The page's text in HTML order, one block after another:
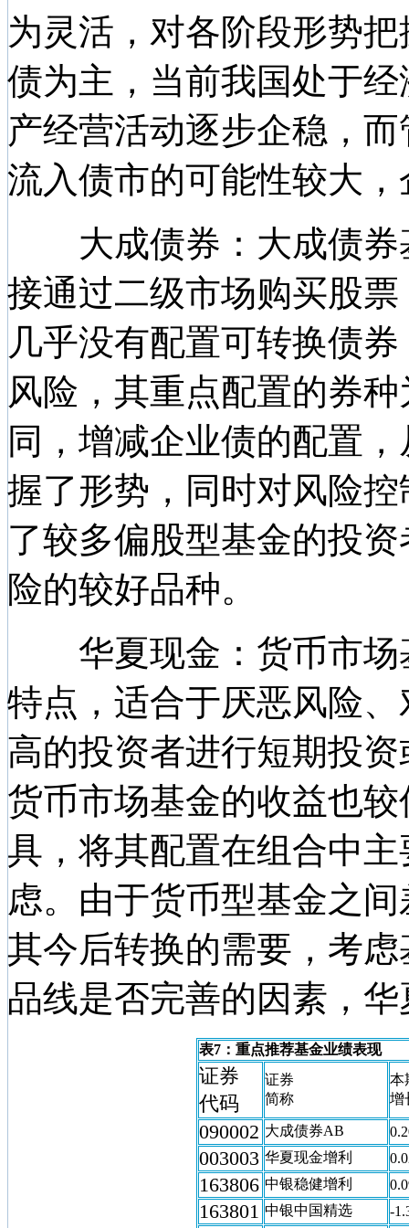
为灵活，对各阶段形势
债为主，当前我国处于
产经营活动逐步企稳，
流入债市的可能性较大
大成债券：大成债券
接通过二级市场购买股
几乎没有配置可转换债
风险，其重点配置的券
同，增减企业债的配置
握了形势，同时对风险
了较多偏股型基金的投
险的较好品种。
华夏现金：货币市场
特点，适合于厌恶风险
高的投资者进行短期投
货币市场基金的收益也
具，将其配置在组合中
虑。由于货币型基金之
其今后转换的需要，考
品线是否完善的因素，
表7：重点推荐基金业绩表现
证券
代码
证券
简称
本
增
090002 大成债券AB
003003 华夏现金增利
163806 中银稳健增利
163801 中银中国精选 -